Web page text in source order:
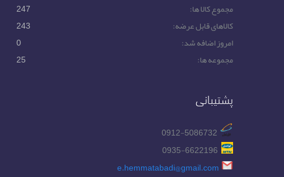
مجموع کالا ها:
247
کالاهای قابل عرضه:
243
امروز اضافه شد:
0
مجموعه ها:
25
پشتیبانی
e.hemmatabadi@gmail.com